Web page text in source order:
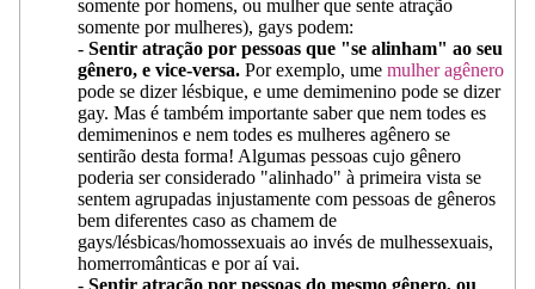
somente por homens, ou mulher que sente atração
somente por mulheres), gays podem:
- Sentir atração por pessoas que "se alinham" ao seu
gênero, e vice-versa. Por exemplo, ume mulher agênero
pode se dizer lésbique, e ume demimenino pode se dizer
gay. Mas é também importante saber que nem todes es
demimeninos e nem todes es mulheres agênero se
sentirão desta forma! Algumas pessoas cujo gênero
poderia ser considerado "alinhado" à primeira vista se
sentem agrupadas injustamente com pessoas de gêneros
bem diferentes caso as chamem de
gays/lésbicas/homossexuais ao invés de mulhessexuais,
homerromânticas e por aí vai.
- Sentir atração por pessoas do mesmo gênero, ou